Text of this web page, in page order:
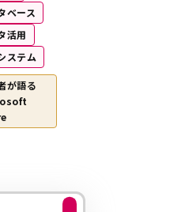
ベース
活用
ステム
が語る